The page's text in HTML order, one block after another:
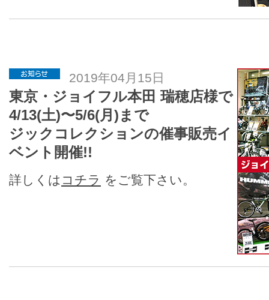
2019年04月15日
東京・ジョイフル本田 瑞穂店様で
4/13(土)〜5/6(月)まで
ジックコレクションの催事販売イ
ベント開催!!
詳しくは コチラ をご覧下さい。